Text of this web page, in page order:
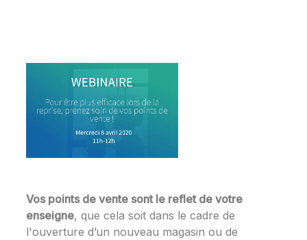
Vos points de vente sont le reflet de votre
enseigne, que cela soit dans le cadre de
l'ouverture d’un nouveau magasin ou de